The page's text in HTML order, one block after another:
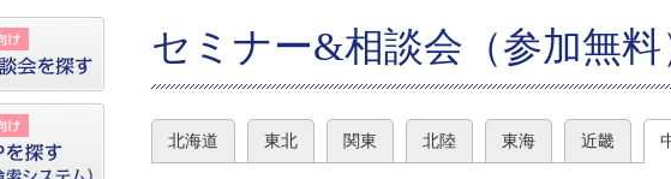
セミナー&相談会（参加無料
北海道 東北 関東 北陸 東海 近畿